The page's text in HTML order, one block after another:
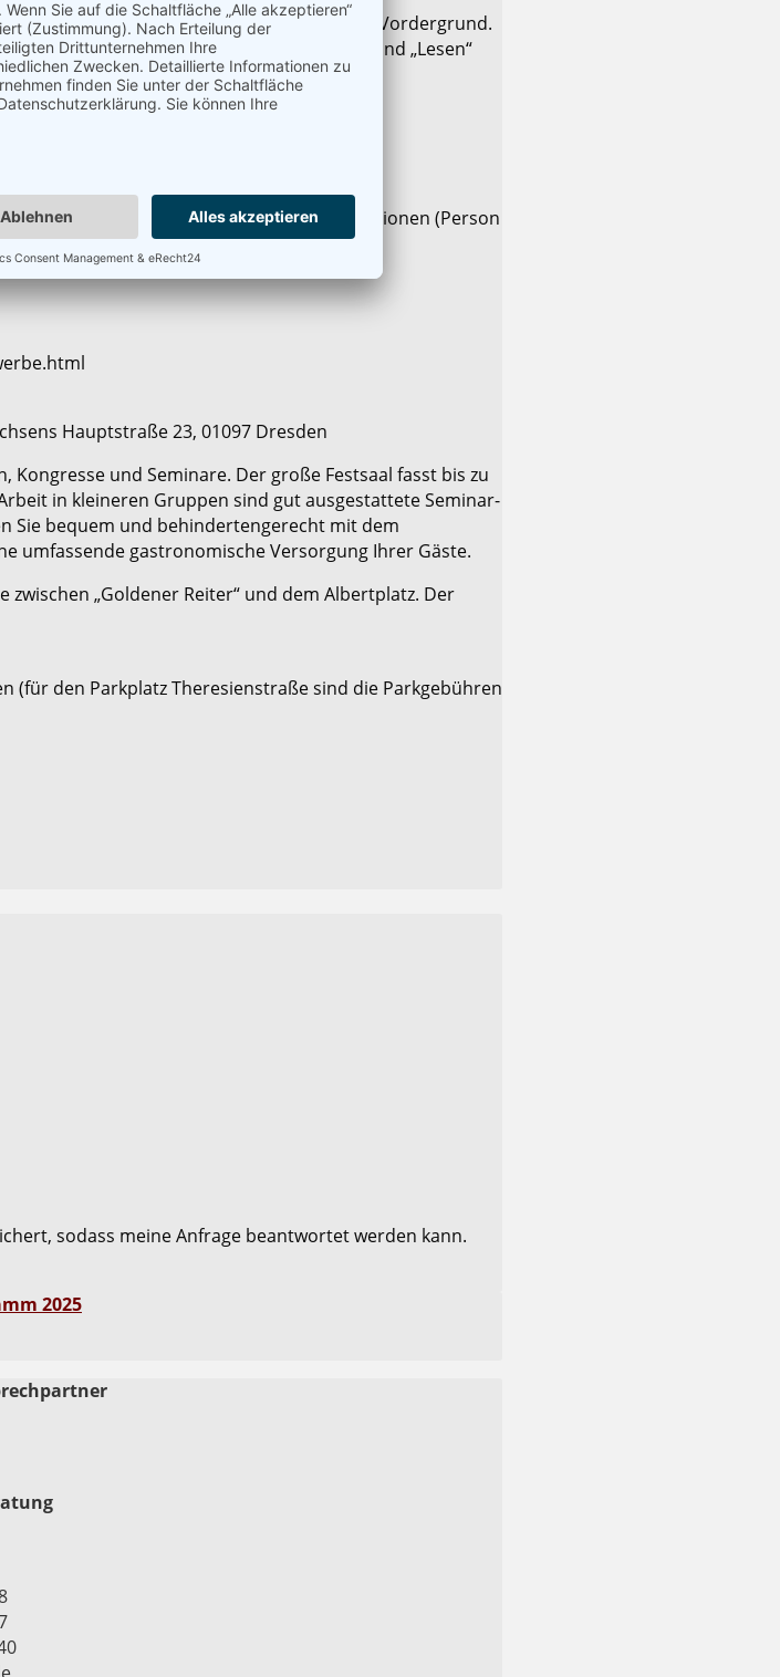
und Umweltsicherheit in den Vordergrund.
seine Fähigkeiten im Führen, Ausbilden und „Lesen“
Streifengang mit verschiedenen Situationen (Person
Hauptstraße 23, 01097 Dresden
und Seminare. Der große Festsaal fasst bis zu
in kleineren Gruppen sind gut ausgestattete Seminar-
Sie bequem und behindertengerecht mit dem
umfassende gastronomische Versorgung Ihrer Gäste.
„Goldener Reiter“ und dem Albertplatz. Der
(für den Parkplatz Theresienstraße sind die Parkgebühren
sodass meine Anfrage beantwortet werden kann.
2025